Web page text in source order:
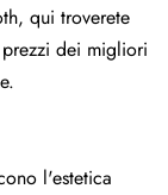
qui troverete
dei migliori
l'estetica